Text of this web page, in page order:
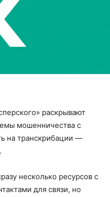
раскрывают
мошенничества с
на транскрибации —
несколько ресурсов с
для связи, но